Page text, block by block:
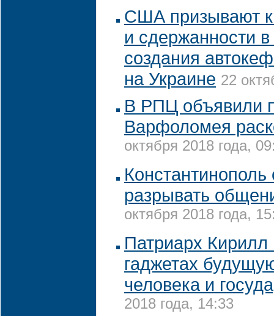
США призывают к
и сдержанности
создания
на Украине 22
В РПЦ объявили
Варфоломея
октября 2018 года,
Константинополь
разрывать
октября 2018 года,
Патриарх Кирилл
гаджетах
человека и
2018 года, 14:33